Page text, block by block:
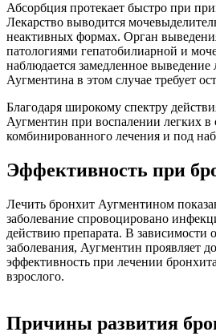
Абсорбция протекает быстро при
Лекарство выводится
неактивных формах. Орган
патологиями гепатобилиарной и
наблюдается замедленное
Аугментина в этом случае требует
Благодаря широкому спектру
Аугментин при воспалении легких в
комбинированного лечения и под
Эффективность при
Лечить бронхит Аугментином
заболевание спровоцировано
действию препарата. В зависимости
заболевания, Аугментин проявляет
эффективность при лечении
взрослого.
Причины развития